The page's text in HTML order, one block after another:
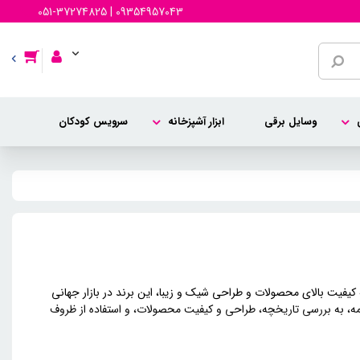
051-37274825 | 09354957043
وسایل برقی ابزار آشپزخانه سرویس کودکان
بالای محصولات و طراحی شیک و زیبا، این برند در بازار جهانی
به بررسی تاریخچه، طراحی و کیفیت محصولات، و استفاده از ظروف